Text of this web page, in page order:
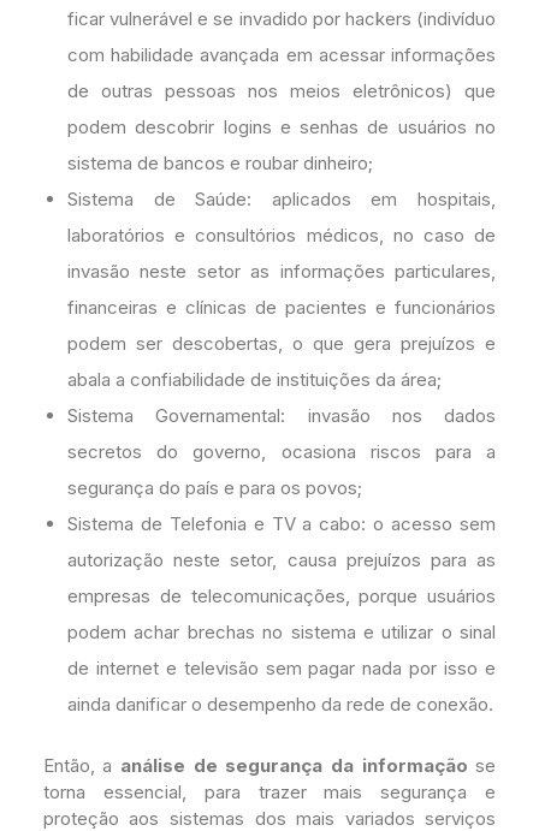
ficar vulnerável e se invadido por hackers (indivíduo
com habilidade avançada em acessar informações
de outras pessoas nos meios eletrônicos) que
podem descobrir logins e senhas de usuários no
sistema de bancos e roubar dinheiro;
Sistema de Saúde: aplicados em hospitais,
laboratórios e consultórios médicos, no caso de
invasão neste setor as informações particulares,
financeiras e clínicas de pacientes e funcionários
podem ser descobertas, o que gera prejuízos e
abala a confiabilidade de instituições da área;
Sistema Governamental: invasão nos dados
secretos do governo, ocasiona riscos para a
segurança do país e para os povos;
Sistema de Telefonia e TV a cabo: o acesso sem
autorização neste setor, causa prejuízos para as
empresas de telecomunicações, porque usuários
podem achar brechas no sistema e utilizar o sinal
de internet e televisão sem pagar nada por isso e
ainda danificar o desempenho da rede de conexão.
Então, a análise de segurança da informação se
torna essencial, para trazer mais segurança e
proteção aos sistemas dos mais variados serviços